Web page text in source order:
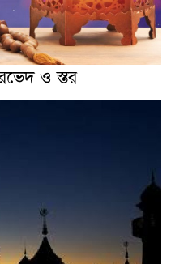
ও স্তর